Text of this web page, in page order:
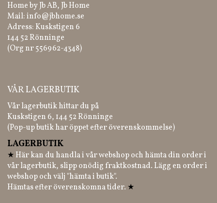
Home by Jb AB, Jb Home
Mail:info@jbhome.se
Adress: Kuskstigen 6
144 52 Rönninge
(Org nr 556962-4348)
VÅR LAGERBUTIK
Vår lagerbutik hittar du på
Kuskstigen 6, 144 52 Rönninge
(Pop-up butik har öppet efter överenskommelse)
LAGERBUTIK
★ Här kan du handla i vår webshop och hämta din order i
vår lagerbutik, slipp onödig fraktkostnad. Lägg en order i
webshop och välj "hämta i butik".
Hämtas efter överenskomna tider. ★